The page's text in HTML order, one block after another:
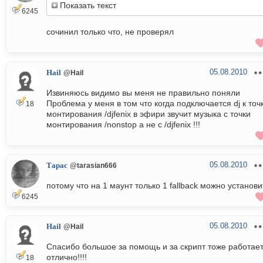
6245
Показать текст
сочинил только что, не проверял
18
Hail @Hail 05.08.2010
Извиняюсь видимо вы меня не правильно поняли
Проблема у меня в том что когда подключается dj к
монтирования /djfenix в эфири звучит музыка с точки
монтирования /nonstop а не с /djfenix !!!
6245
Тарас @tarasian666 05.08.2010
потому что на 1 маунт только 1 fallback можно
18
Hail @Hail 05.08.2010
Спасибо большое за помощь и за скрипт тоже работает
отлично!!!!